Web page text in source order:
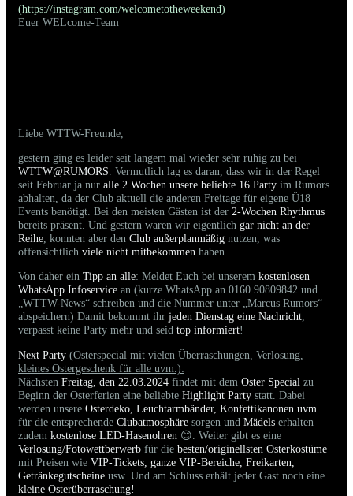
(https://instagram.com/welcometotheweekend)
Euer WELcome-Team
Liebe WTTW-Freunde,
gestern ging es leider seit langem mal wieder sehr ruhig zu bei
WTTW@RUMORS . Vermutlich lag es daran, dass wir in der Regel
seit Februar ja nur alle 2 Wochen unsere beliebte 16 Party im Rumors
abhalten, da der Club aktuell die anderen Freitage für eigene Ü18
Events benötigt. Bei den meisten Gästen ist der 2-Wochen Rhythmus
bereits präsent. Und gestern waren wir eigentlich gar nicht an der
Reihe , konnten aber den Club außerplanmäßig nutzen, was
offensichtlich viele nicht mitbekommen haben.
Von daher ein Tipp an alle: Meldet Euch bei unserem kostenlosen
WhatsApp Infoservice an (kurze WhatsApp an 0160 90809842 und
„WTTW-News“ schreiben und die Nummer unter „Marcus Rumors“
abspeichern) Damit bekommt ihr jeden Dienstag eine Nachricht,
verpasst keine Party mehr und seid top informiert!
Next Party (Osterspecial mit vielen Überraschungen, Verlosung,
kleines Ostergeschenk für alle uvm.):
Nächsten Freitag, den 22.03.2024 findet mit dem Oster Special zu
Beginn der Osterferien eine beliebte Highlight Party statt. Dabei
werden unsere Osterdeko, Leuchtarmbänder, Konfettikanonen uvm.
für die entsprechende Clubatmosphäre sorgen und Mädels erhalten
zudem kostenlose LED-Hasenohren 😊. Weiter gibt es eine
Verlosung/Fotowettberwerb für die besten/originellsten Osterkostüme
mit Preisen wie VIP-Tickets, ganze VIP-Bereiche, Freikarten,
Getränkegutscheine usw. Und am Schluss erhält jeder Gast noch eine
kleine Osterüberraschung!